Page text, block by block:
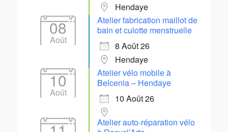
Hendaye
08
Août
Atelier fabrication maillot de
bain et culotte menstruelle
8 Août 26
Hendaye
10
Août
Atelier vélo mobile à
Belcenia – Hendaye
10 Août 26
Atelier auto-réparation vélo